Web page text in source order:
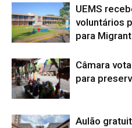
UEMS
voluntários
para
Câmara
para
Aulão